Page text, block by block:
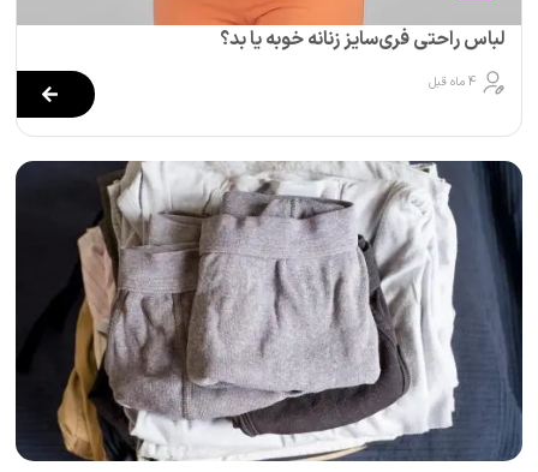
لباس راحتی فری‌سایز زنانه خوبه یا بد؟
4 ماه قبل